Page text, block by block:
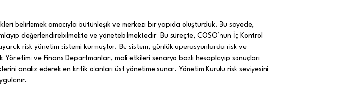
belirlemek amacıyla bütünleşik ve merkezi bir yapıda oluşturduk. Bu sayede,
değerlendirebilmekte ve yönetebilmektedir. Bu süreçte, COSO’nun İç Kontrol
risk yönetim sistemi kurmuştur. Bu sistem, günlük operasyonlarda risk ve
Yönetimi ve Finans Departmanları, mali etkileri senaryo bazlı hesaplayıp sonuçları
analiz ederek en kritik olanları üst yönetime sunar. Yönetim Kurulu risk seviyesini